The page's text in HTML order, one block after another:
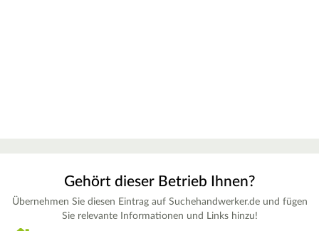
Gehört dieser Betrieb Ihnen?
Übernehmen Sie diesen Eintrag auf Suchehandwerker.de und fügen
Sie relevante Informationen und Links hinzu!